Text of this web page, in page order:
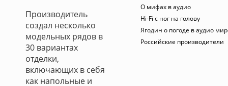
Производитель
создал несколько
модельных рядов в
30 вариантах
отделки,
включающих в себя
как напольные и
О мифах в аудио
Hi-Fi с ног на голову
Ягодин о погоде в аудио
Российские производители